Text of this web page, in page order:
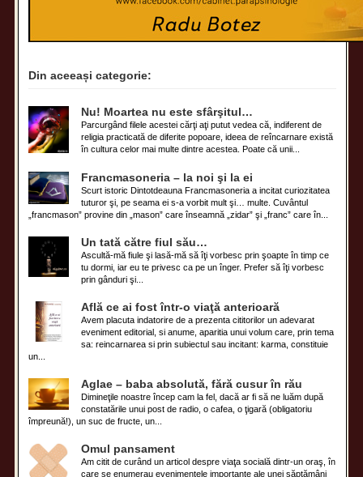
Din aceeași categorie:
Nu! Moartea nu este sfârşitul…
Parcurgând filele acestei cărţi aţi putut vedea că, indiferent de
religia practicată de diferite popoare, ideea de reîncarnare există
în cultura celor mai multe dintre acestea. Poate că unii...
Francmasoneria – la noi şi la ei
Scurt istoric Dintotdeauna Francmasoneria a incitat curiozitatea
tuturor şi, pe seama ei s-a vorbit mult şi… multe. Cuvântul
„francmason” provine din „mason” care înseamnă „zidar” şi „franc” care în...
Un tată către fiul său…
Ascultă-mă fiule şi lasă-mă să îţi vorbesc prin şoapte în timp ce
tu dormi, iar eu te privesc ca pe un înger. Prefer să îţi vorbesc
prin gânduri şi...
Află ce ai fost într-o viaţă anterioară
Avem placuta indatorire de a prezenta cititorilor un adevarat
eveniment editorial, si anume, aparitia unui volum care, prin tema
sa: reincarnarea si prin subiectul sau incitant: karma, constituie
un...
Aglae – baba absolută, fără cusur în rău
Dimineţile noastre încep cam la fel, dacă ar fi să ne luăm după
constatările unui post de radio, o cafea, o ţigară (obligatoriu
împreună!), un suc de fructe, un...
Omul pansament
Am citit de curând un articol despre viaţa socială dintr-un oraş, în
care se enumerau evenimentele importante ale unei săptămâni